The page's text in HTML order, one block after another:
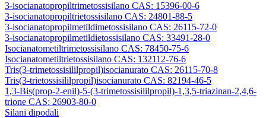
3-isocianatopropiltrimetossisilano CAS: 15396-00-6
3-isocianatopropiltrietossisilano CAS: 24801-88-5
3-isocianatopropilmetildimetossisilano CAS: 26115-72-0
3-isocianatopropilmetildietossisilano CAS: 33491-28-0
Isocianatometiltrimetossisilano CAS: 78450-75-6
Isocianatometiltrietossisilano CAS: 132112-76-6
Tris(3-trimetossisililpropil)isocianurato CAS: 26115-70-8
Tris(3-trietossisililpropil)isocianurato CAS: 82194-46-5
1,3-Bis(prop-2-enil)-5-(3-trimetossisililpropil)-1,3,5-triazinan-2,4,6-
trione CAS: 26903-80-0
Silani dipodali